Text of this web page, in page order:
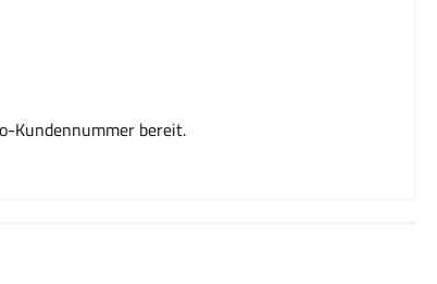
Kundennummer bereit.